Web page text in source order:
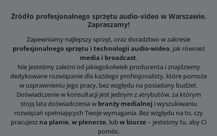
Źródło profesjonalnego sprzętu audio-video w Warszawie.
Zapraszamy!
Zapewniamy najlepszy sprzęt, oraz doradztwo w zakresie
profesjonalnego sprzętu i technologii audio-wideo, jak również
media i broadcast.
Nie jesteśmy zależni od jakiegokolwiek producenta i znajdziemy
dedykowane rozwiązanie dla każdego profesjonalisty, które pomoże
w usprawnieniu jego pracy, bez względu na posiadany budżet.
Doświadczenie w konsultacji jest jednym z atrybutów, za którym
stoją lata doświadczenia w branży medialnej i wyszukiwaniu
rozwiązań spełniających Twoje wymagania. Bez względu na to, czy
pracujesz na planie,w plenerze, lubw biurze – jesteśmy tu, aby Ci
pomóc.